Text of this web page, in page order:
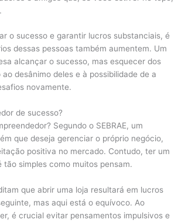
o sucesso e garantir lucros substanciais, é
dessas pessoas também aumentem. Um
alcançar o sucesso, mas esquecer dos
desânimo deles e à possibilidade de a
novamente.
de sucesso?
Segundo o SEBRAE, um
que deseja gerenciar o próprio negócio,
positiva no mercado. Contudo, ter um
tão simples como muitos pensam.
que abrir uma loja resultará em lucros
mas aqui está o equívoco. Ao
é crucial evitar pensamentos impulsivos e